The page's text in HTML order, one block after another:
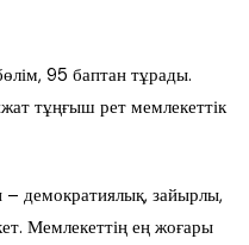
95 баптан тұрады.
тұңғыш рет мемлекеттік
– демократиялық, зайырлы,
Мемлекеттің ең жоғары